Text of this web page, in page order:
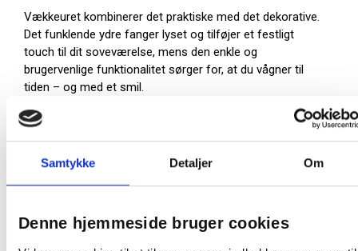
Samtykke Detaljer Om
Denne hjemmeside bruger cookies
Vækkeuret kombinerer det praktiske med det dekorative.
Det funklende ydre fanger lyset og tilføjer et festligt
touch til dit soveværelse, mens den enkle og
brugervenlige funktionalitet sørger for, at du vågner til
tiden – og med et smil.
Karlsson Disco vækkeur er ikke bare en tidsviser, men et
statement-piece, der skiller sig ud og løfter din
med lidt ekstra bling og god energi.
rampelyset.